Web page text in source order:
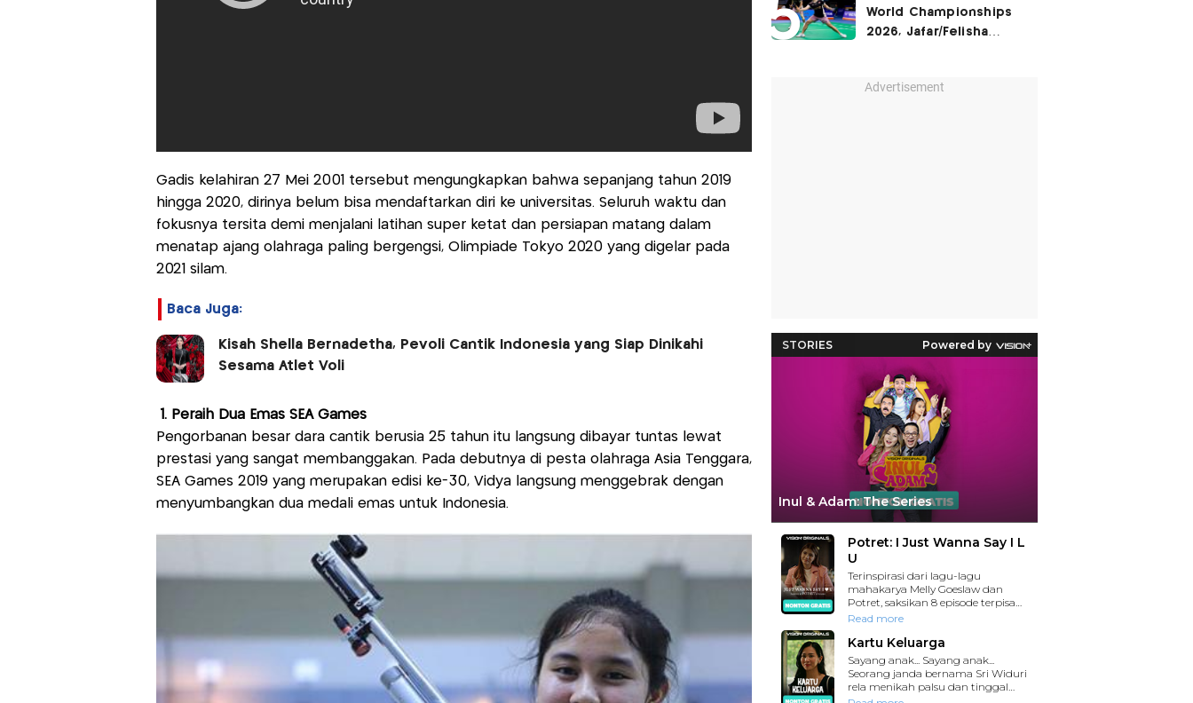
Gadis kelahiran 27 Mei 2001 tersebut mengungkapkan bahwa sepanjang tahun 2019
hingga 2020, dirinya belum bisa mendaftarkan diri ke universitas. Seluruh waktu dan
fokusnya tersita demi menjalani latihan super ketat dan persiapan matang dalam
menatap ajang olahraga paling bergengsi, Olimpiade Tokyo 2020 yang digelar pada
2021 silam.
Baca Juga:
Kisah Shella Bernadetha, Pevoli Cantik Indonesia yang Siap Dinikahi
Sesama Atlet Voli
1. Peraih Dua Emas SEA Games
Pengorbanan besar dara cantik berusia 25 tahun itu langsung dibayar tuntas lewat
prestasi yang sangat membanggakan. Pada debutnya di pesta olahraga Asia Tenggara,
SEA Games 2019 yang merupakan edisi ke-30, Vidya langsung menggebrak dengan
menyumbangkan dua medali emas untuk Indonesia.
World Championships
2026, Jafar/Felisha
Games 2026
Advertisement